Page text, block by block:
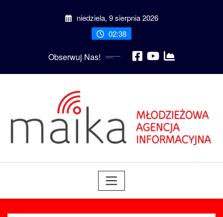
niedziela, 9 sierpnia 2026
02:38
Obserwuj Nas!